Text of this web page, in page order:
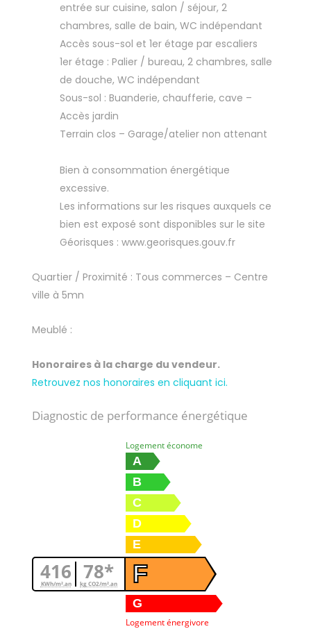
entrée sur cuisine, salon / séjour, 2
chambres, salle de bain, WC indépendant
Accès sous-sol et 1er étage par escaliers
1er étage : Palier / bureau, 2 chambres, salle
de douche, WC indépendant
Sous-sol : Buanderie, chaufferie, cave –
Accès jardin
Terrain clos – Garage/atelier non attenant
Bien à consommation énergétique
excessive.
Les informations sur les risques auxquels ce
bien est exposé sont disponibles sur le site
Géorisques : www.georisques.gouv.fr
Quartier / Proximité : Tous commerces – Centre
ville à 5mn
Meublé :
Honoraires à la charge du vendeur.
Retrouvez nos honoraires en cliquant ici.
Diagnostic de performance énergétique
416
KWh/m².an 78*
kg CO2/m².an
Logement économe
A
B
C
D
E
F
G
Logement énergivore